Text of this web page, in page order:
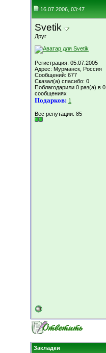
16.07.2006, 03:47
Svetik
Друг
Регистрация: 05.07.2005
Адрес: Мурманск, Россия
Сообщений: 677
Сказал(а) спасибо: 0
Поблагодарили 0 раз(а) в 0
сообщениях
Подарков: 1
Вес репутации: 85
Закладки